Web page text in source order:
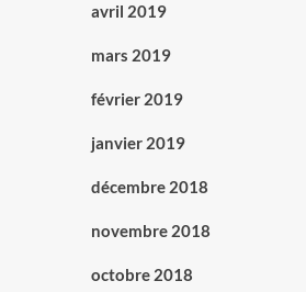
avril 2019
mars 2019
février 2019
janvier 2019
décembre 2018
novembre 2018
octobre 2018